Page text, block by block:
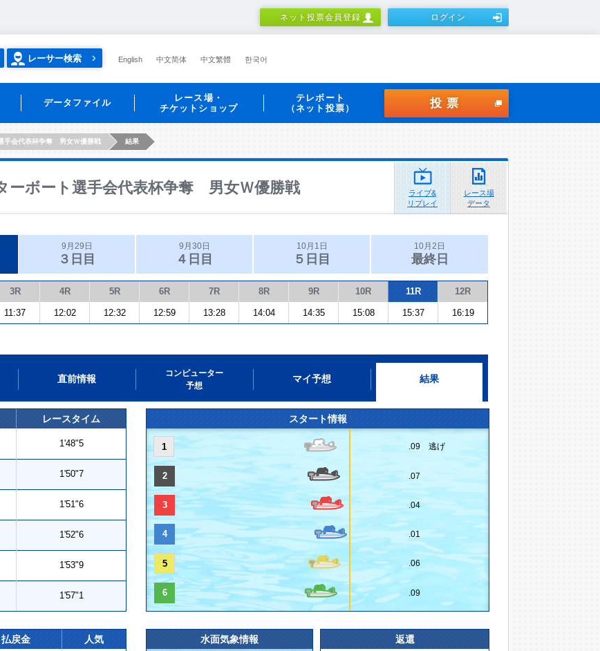
ネット投票会員登録 ログイン
レーサー検索 English 中文简体 中文繁體 한국어
データファイル
レース場・
チケットショップ
テレボート
（ネット投票）
投票
手会代表杯争奪 男女Ｗ優勝戦 結果
ーボート選手会代表杯争奪 男女Ｗ優勝戦
ライブ&
リプレイ
レース場
データ
9月29日
３日目
9月30日
４日目
10月1日
５日目
10月2日
最終日
3R 4R 5R 6R 7R 8R 9R 10R 11R 12R
11:37 12:02 12:32 12:59 13:28 14:04 14:35 15:08 15:37 16:19
直前情報
コンピューター
予想
マイ予想 結果
レースタイム
1'48"5
1'50"7
1'51"6
1'52"6
1'53"9
1'57"1
スタート情報
1 .09 逃げ
2 .07
3 .04
4 .01
5 .06
6 .09
払戻金 人気 水面気象情報 返還